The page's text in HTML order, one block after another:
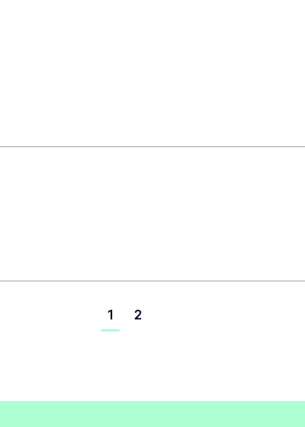
1 2